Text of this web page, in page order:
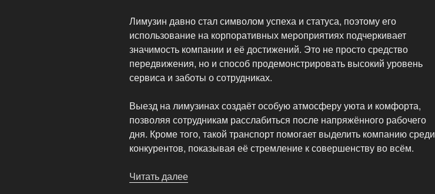
Лимузин давно стал символом успеха и статуса, поэтому его
использование на корпоративных мероприятиях подчеркивает
значимость компании и её достижений. Это не просто средство
передвижения, но и способ продемонстрировать высокий уровень
сервиса и заботы о сотрудниках.
Выезд на лимузинах создаёт особую атмосферу уюта и комфорта,
позволяя сотрудникам расслабиться после напряжённого рабочего
дня. Кроме того, такой транспорт помогает выделить компанию среди
конкурентов, показывая её стремление к совершенству во всём.
Читать далее